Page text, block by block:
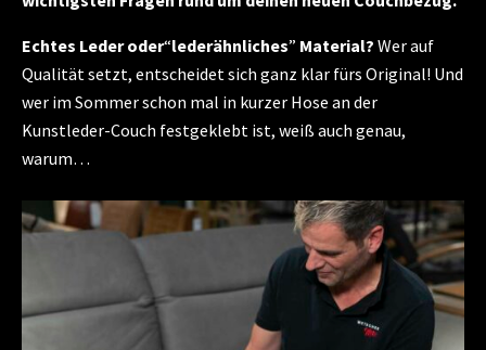
Echtes Leder oder“lederähnliches” Material? Wer auf
Qualität setzt, entscheidet sich ganz klar fürs Original! Und
wer im Sommer schon mal in kurzer Hose an der
Kunstleder-Couch festgeklebt ist, weiß auch genau,
warum…